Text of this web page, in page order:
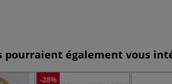
pourraient également vous
-28%